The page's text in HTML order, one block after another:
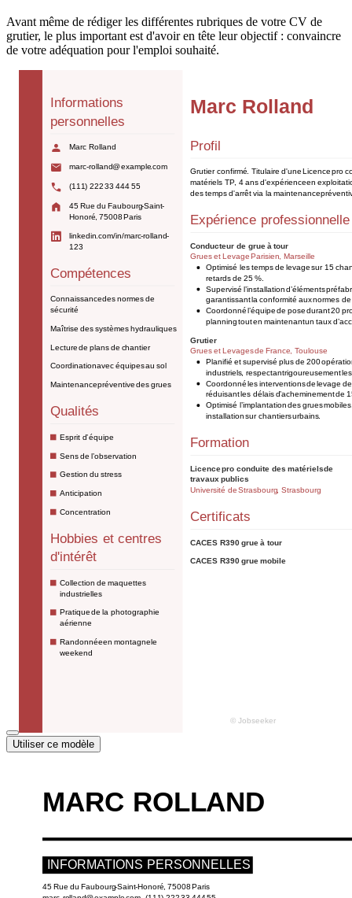
Avant même de rédiger les différentes rubriques de votre CV de
grutier, le plus important est d'avoir en tête leur objectif : convaincre
de votre adéquation pour l'emploi souhaité.
Utiliser ce modèle